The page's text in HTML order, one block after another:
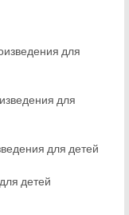
для
для
для детей
детей